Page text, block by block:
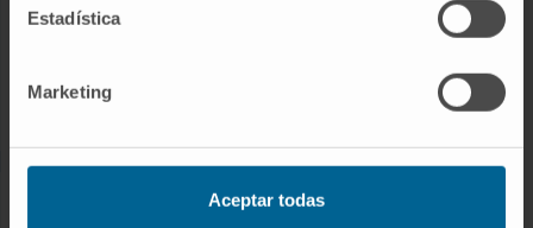
Estadística
Marketing
Aceptar todas